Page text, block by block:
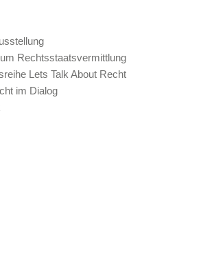
Rechtsstaatsvermittlung
Lets Talk About Recht
im Dialog